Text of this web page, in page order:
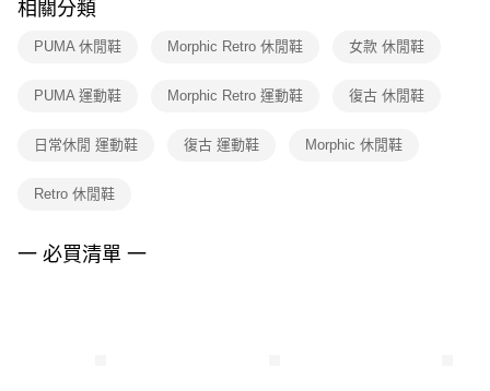
是否繳費成功／繳費後需取消欲退款等相關疑問，請聯繫「AFTEE先享後付
客戶支援中心」https://netprotections.freshdesk.com/support/home
１．透過由恩沛科技股份有限公司提供之「AFTEE先享後付」服務完成之交
權轉讓予恩沛科技股份有限公司。
３．未成年的使用者請事先徵得法定代理人或監護人之同意方可使用
４．使用「AFTEE先享後付」時，將依據個別帳號之用戶狀況，依本公司即
相關分類
PUMA 休閒鞋 Morphic Retro 休閒鞋 女款 休閒鞋
PUMA 運動鞋 Morphic Retro 運動鞋 復古 休閒鞋
日常休閒 運動鞋 復古 運動鞋 Morphic 休閒鞋
Retro 休閒鞋
一 必買清單 一